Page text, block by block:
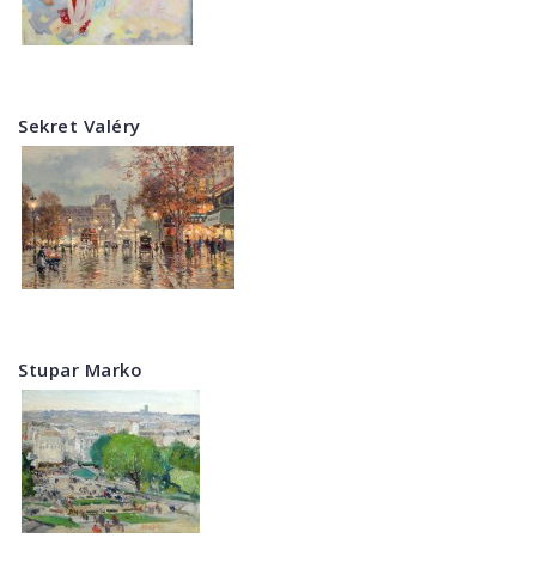
Sekret Valéry
Stupar Marko